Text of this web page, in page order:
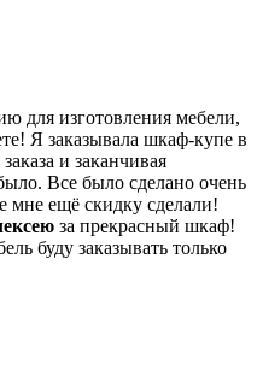
для изготовления мебели,
Я заказывала шкаф-купе в
и заканчивая
Все было сделано очень
мне ещё скидку сделали!
за прекрасный шкаф!
буду заказывать только